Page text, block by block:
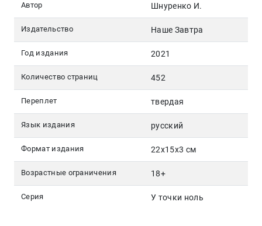
Автор Шнуренко И.
Издательство Наше Завтра
Год издания 2021
Количество страниц 452
Переплет твердая
Язык издания русский
Формат издания 22x15x3 см
Возрастные ограничения 18+
Серия У точки ноль